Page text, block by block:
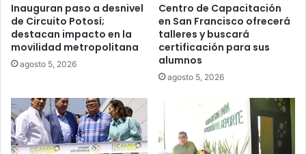
Inauguran paso a desnivel
de Circuito Potosí;
destacan impacto en la
movilidad metropolitana
agosto 5, 2026
Centro de Capacitación
en San Francisco ofrecerá
talleres y buscará
certificación para sus
alumnos
agosto 5, 2026